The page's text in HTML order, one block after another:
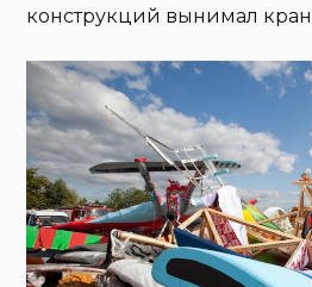
конструкций вынимал